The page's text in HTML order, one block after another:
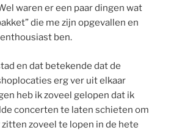
waren er een paar dingen wat
die me zijn opgevallen en
ben.
en dat betekende dat de
erg ver uit elkaar
heb ik zoveel gelopen dat ik
concerten te laten schieten om
zoveel te lopen in de hete